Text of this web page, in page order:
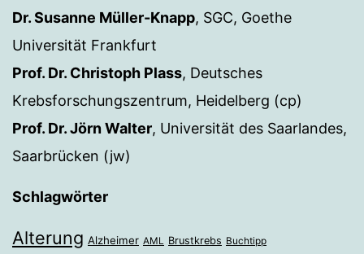
Dr. Susanne Müller-Knapp, SGC, Goethe
Universität Frankfurt
Prof. Dr. Christoph Plass, Deutsches
Krebsforschungszentrum, Heidelberg (cp)
Prof. Dr. Jörn Walter, Universität des Saarlandes,
Saarbrücken (jw)
Schlagwörter
Alterung Alzheimer AML Brustkrebs Buchtipp